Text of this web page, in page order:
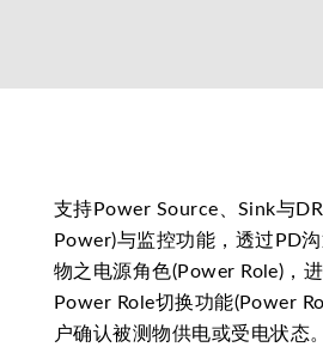
支持Power Source、Sink与
Power)与监控功能，透过PD
物之电源角色(Power Role)，
Power Role切换功能(Power
户确认被测物供电或受电状态。